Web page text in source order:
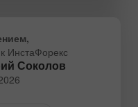
ИнстаФорекс
Соколов